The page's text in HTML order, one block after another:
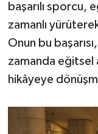
başarılı sporcu,
zamanlı
Onun bu
zamanda eğitsel
hikâyeye